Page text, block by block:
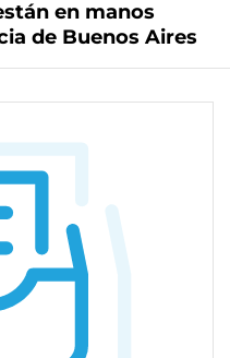
en manos
de Buenos Aires